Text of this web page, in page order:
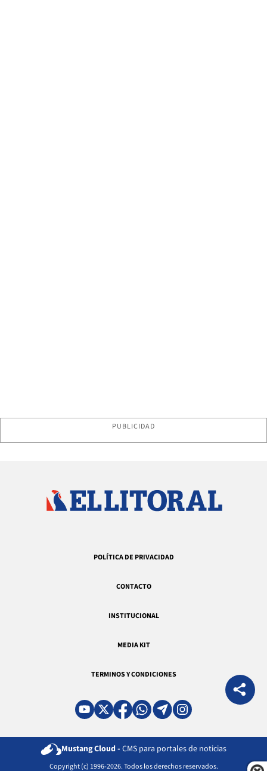
PUBLICIDAD
POLÍTICA DE PRIVACIDAD
CONTACTO
INSTITUCIONAL
MEDIA KIT
TERMINOS Y CONDICIONES
Mustang Cloud - CMS para portales de noticias
Copyright (c) 1996-2026. Todos los derechos reservados.